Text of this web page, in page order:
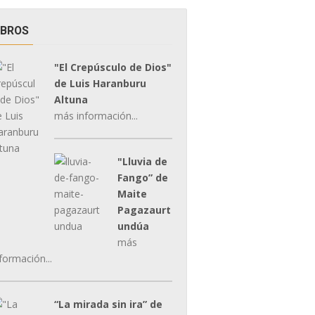
"El Crepúsculo de Dios"
de Luis Haranburu
Altuna
más información...
"Lluvia de
Fango” de
Maite
Pagazaurt
undúa
más
“La mirada sin ira” de